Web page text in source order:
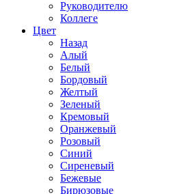
Руководителю
Коллеге
Цвет
Назад
Алый
Белый
Бордовый
Желтый
Зеленый
Кремовый
Оранжевый
Розовый
Синий
Сиреневый
Бежевые
Бирюзовые